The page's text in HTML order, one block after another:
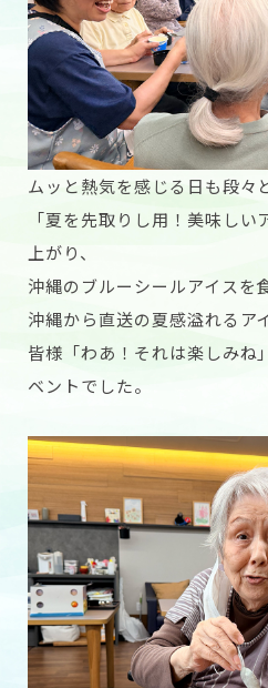
ムッと熱気を感じる日も段々
「夏を先取りし用！美味し
上がり、
沖縄のブルーシールアイスを
沖縄から直送の夏感溢れるア
皆様「わあ！それは楽しみね
ベントでした。